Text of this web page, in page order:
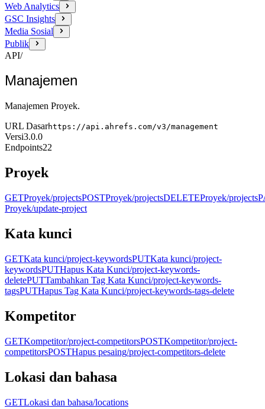
Web Analytics
GSC Insights
Media Sosial
Publik
API/
Manajemen
Manajemen Proyek.
URL Dasarhttps://api.ahrefs.com/v3/management
Versi3.0.0
Endpoints22
Proyek
GETProyek/projectsPOSTProyek/projectsDELETEProyek/projects
Proyek/update-project
Kata kunci
GETKata kunci/project-keywordsPUTKata kunci/project-
keywordsPUTHapus Kata Kunci/project-keywords-
deletePUTTambahkan Tag Kata Kunci/project-keywords-
tagsPUTHapus Tag Kata Kunci/project-keywords-tags-delete
Kompetitor
GETKompetitor/project-competitorsPOSTKompetitor/project-
competitorsPOSTHapus pesaing/project-competitors-delete
Lokasi dan bahasa
GETLokasi dan bahasa/locations